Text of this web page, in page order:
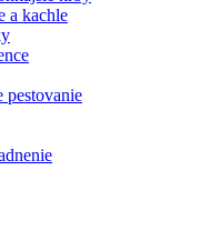
a kachle
pestovanie